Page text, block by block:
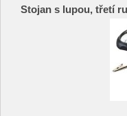
Stojan s lupou, třetí